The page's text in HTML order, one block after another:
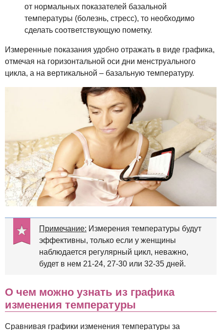
от нормальных показателей базальной
температуры (болезнь, стресс), то необходимо
сделать соответствующую пометку.
Измеренные показания удобно отражать в виде графика,
отмечая на горизонтальной оси дни менструального
цикла, а на вертикальной – базальную температуру.
Примечание: Измерения температуры будут
эффективны, только если у женщины
наблюдается регулярный цикл, неважно,
будет в нем 21-24, 27-30 или 32-35 дней.
О чем можно узнать из графика
изменения температуры
Сравнивая графики изменения температуры за